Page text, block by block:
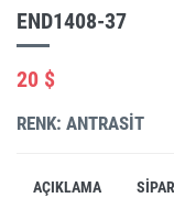
END1408-37
20 $
RENK: ANTRASIT
AÇIKLAMA